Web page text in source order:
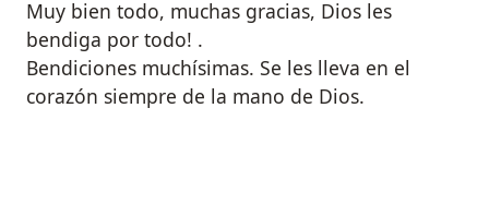
Muy bien todo, muchas gracias, Dios les
bendiga por todo! .
Bendiciones muchísimas. Se les lleva en el
corazón siempre de la mano de Dios.